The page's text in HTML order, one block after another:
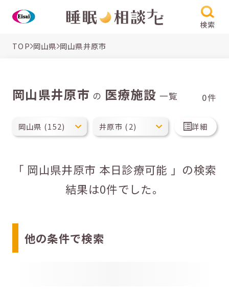
検索
TOP 岡山県 岡山県井原市
岡山県井原市 の 医療施設 一覧 0件
詳細
「 岡山県井原市 本日診療可能 」の検索
結果は0件でした。
他の条件で検索